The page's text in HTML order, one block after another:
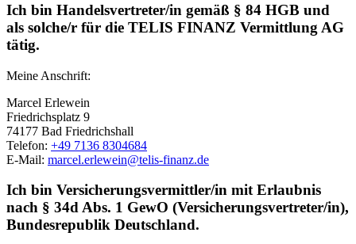
Ich bin Handelsvertreter/in gemäß § 84 HGB und
als solche/r für die TELIS FINANZ Vermittlung AG
tätig.
Meine Anschrift:
Marcel Erlewein
Friedrichsplatz 9
74177 Bad Friedrichshall
Telefon: +49 7136 8304684
E-Mail: marcel.erlewein@telis-finanz.de
Ich bin Versicherungsvermittler/in mit Erlaubnis
nach § 34d Abs. 1 GewO (Versicherungsvertreter/in),
Bundesrepublik Deutschland.